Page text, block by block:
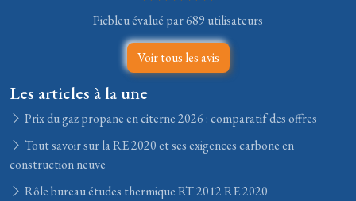
Picbleu évalué par 689 utilisateurs
Voir tous les avis
Les articles à la une
Prix du gaz propane en citerne 2026 : comparatif des offres
Tout savoir sur la RE 2020 et ses exigences carbone en
construction neuve
Rôle bureau études thermique RT 2012 RE 2020